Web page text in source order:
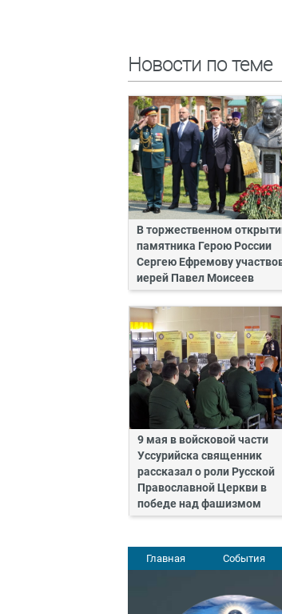
Новости по теме
В торжественном
памятника Герою России
Сергею Ефремову
иерей Павел Моисеев
9 мая в войсковой части
Уссурийска священник
рассказал о роли Русской
Православной Церкви в
победе над фашизмом
Главная События